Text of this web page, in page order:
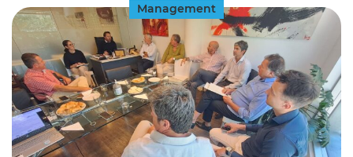
Management